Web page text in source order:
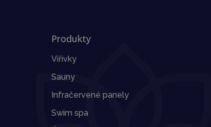
Produkty
Vířivky
Sauny
Infračervené panely
Swim spa